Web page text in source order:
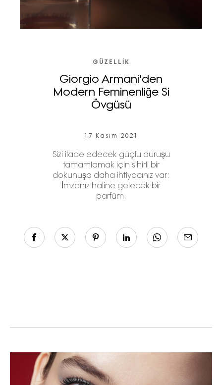
GÜZELLIK
Giorgio Armani'den
Modern Feminenliğe Si
Övgüsü
17 Kasım 2021
Sizi ifade edecek güçlü duruşu
tamamlamak için sihirli bir
dokunuşa daha ihtiyacınız var:
İmzanız haline gelecek bir
parfüm.